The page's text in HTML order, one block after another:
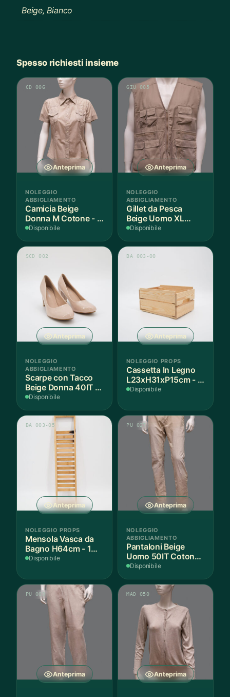
Beige, Bianco
Spesso richiesti insieme
Anteprima
CD 006
NOLEGGIO
ABBIGLIAMENTO
Camicia Beige
Donna M Cotone - 1
Pezzo
Disponibile
Anteprima
GIU 005
NOLEGGIO
ABBIGLIAMENTO
Gillet da Pesca
Beige Uomo XL
Cotone - 1 Pezzo
Disponibile
Anteprima
SCD 002
NOLEGGIO
ABBIGLIAMENTO
Scarpe con Tacco
Beige Donna 40IT -
1 Paio
Disponibile
Anteprima
BA 003-00
NOLEGGIO PROPS
Cassetta In Legno
L23xH31xP15cm - 1
Pezzo
Disponibile
Anteprima
BA 003-05
NOLEGGIO PROPS
Mensola Vasca da
Bagno H64cm - 1
Pezzo
Disponibile
Anteprima
PU 027
NOLEGGIO
ABBIGLIAMENTO
Pantaloni Beige
Uomo 50IT Cotone -
1 Paio
Disponibile
Anteprima
PU 009
Anteprima
MAD 050